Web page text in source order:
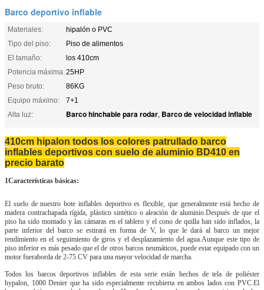
Barco deportivo inflable
Materiales:
hipalón o PVC
Tipo del piso:
Piso de alimentos
El tamaño:
los 410cm
Potencia máxima:25HP
Peso bruto:
86KG
Equipo máximo:
7+1
Alta luz:
Barco hinchable para rodar, Barco de velocidad inflable
410cm hipalon todos los colores patrullado barco
inflables deportivos con suelo de aluminio BD410 en
precio barato
1Características básicas:
El suelo de nuestro bote inflables deportivo es flexible, que generalmente está hecho de
madera contrachapada rígida, plástico sintético o aleación de aluminio.Después de que el
piso ha sido montado y las cámaras en el tablero y el cono de quilla han sido inflados, la
parte inferior del barco se estirará en forma de V, lo que le dará al barco un mejor
rendimiento en el seguimiento de giros y el desplazamiento del agua.Aunque este tipo de
piso inferior es más pesado que el de otros barcos neumáticos, puede estar equipado con un
motor fueraborda de 2-75 CV para una mayor velocidad de marcha.
Todos los barcos deportivos inflables de esta serie están hechos de tela de poliéster
hypalon, 1000 Denier que ha sido especialmente recubierta en ambos lados con PVC.El